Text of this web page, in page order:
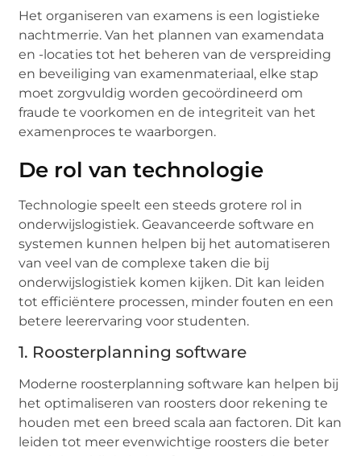
Het organiseren van examens is een logistieke
nachtmerrie. Van het plannen van examendata
en -locaties tot het beheren van de verspreiding
en beveiliging van examenmateriaal, elke stap
moet zorgvuldig worden gecoördineerd om
fraude te voorkomen en de integriteit van het
examenproces te waarborgen.
De rol van technologie
Technologie speelt een steeds grotere rol in
onderwijslogistiek. Geavanceerde software en
systemen kunnen helpen bij het automatiseren
van veel van de complexe taken die bij
onderwijslogistiek komen kijken. Dit kan leiden
tot efficiëntere processen, minder fouten en een
betere leerervaring voor studenten.
1. Roosterplanning software
Moderne roosterplanning software kan helpen bij
het optimaliseren van roosters door rekening te
houden met een breed scala aan factoren. Dit kan
leiden tot meer evenwichtige roosters die beter